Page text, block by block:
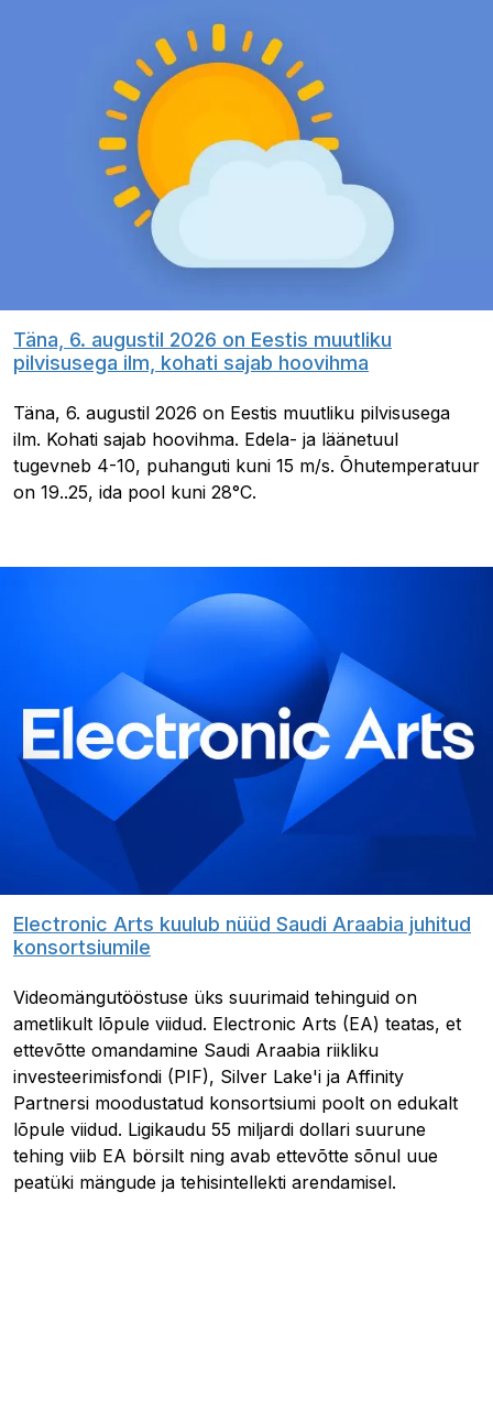
Täna, 6. augustil 2026 on Eestis muutliku
pilvisusega ilm, kohati sajab hoovihma
Täna, 6. augustil 2026 on Eestis muutliku pilvisusega
ilm. Kohati sajab hoovihma. Edela- ja läänetuul
tugevneb 4-10, puhanguti kuni 15 m/s. Õhutemperatuur
on 19..25, ida pool kuni 28°C.
Electronic Arts kuulub nüüd Saudi Araabia juhitud
konsortsiumile
Videomängutööstuse üks suurimaid tehinguid on
ametlikult lõpule viidud. Electronic Arts (EA) teatas, et
ettevõtte omandamine Saudi Araabia riikliku
investeerimisfondi (PIF), Silver Lake'i ja Affinity
Partnersi moodustatud konsortsiumi poolt on edukalt
lõpule viidud. Ligikaudu 55 miljardi dollari suurune
tehing viib EA börsilt ning avab ettevõtte sõnul uue
peatüki mängude ja tehisintellekti arendamisel.